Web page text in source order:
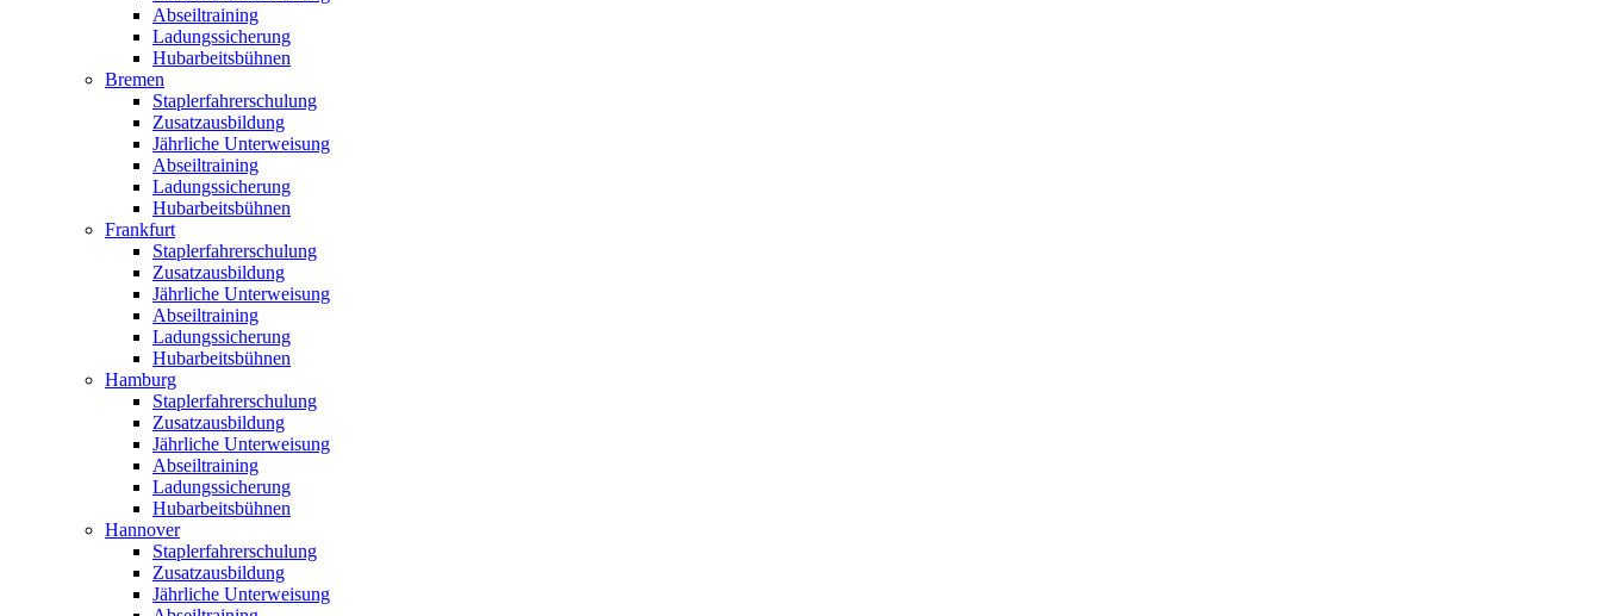
Abseiltraining
Ladungssicherung
Hubarbeitsbühnen
Bremen
Staplerfahrerschulung
Zusatzausbildung
Jährliche Unterweisung
Abseiltraining
Ladungssicherung
Hubarbeitsbühnen
Frankfurt
Staplerfahrerschulung
Zusatzausbildung
Jährliche Unterweisung
Abseiltraining
Ladungssicherung
Hubarbeitsbühnen
Hamburg
Staplerfahrerschulung
Zusatzausbildung
Jährliche Unterweisung
Abseiltraining
Ladungssicherung
Hubarbeitsbühnen
Hannover
Staplerfahrerschulung
Zusatzausbildung
Jährliche Unterweisung